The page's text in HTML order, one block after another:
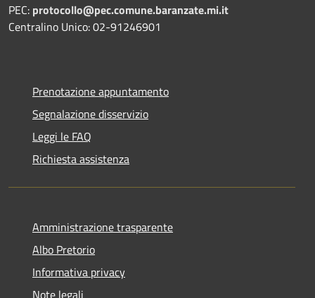
PEC: protocollo@pec.comune.baranzate.mi.it
Centralino Unico: 02-91246901
Prenotazione appuntamento
Segnalazione disservizio
Leggi le FAQ
Richiesta assistenza
Amministrazione trasparente
Albo Pretorio
Informativa privacy